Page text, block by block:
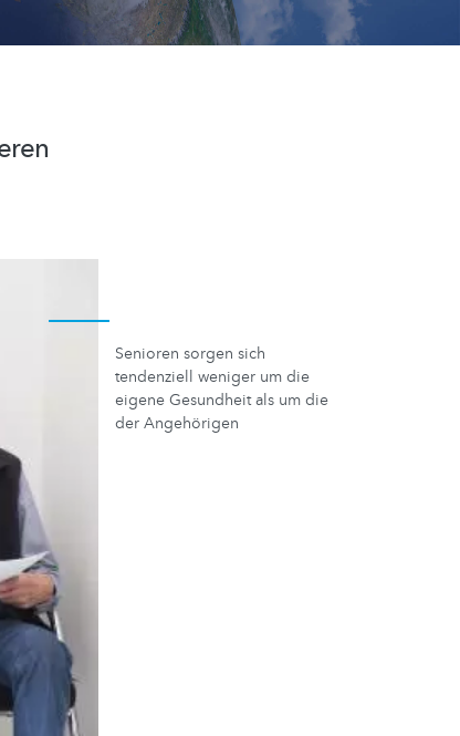
Senioren sorgen sich
tendenziell weniger um die
eigene Gesundheit als um die
der Angehörigen